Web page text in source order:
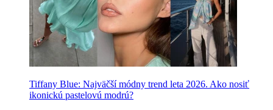
Tiffany Blue: Najväčší módny trend leta 2026. Ako nosiť
ikonickú pastelovú modrú?